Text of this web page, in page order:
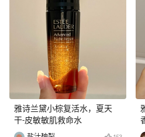
雅诗兰黛小棕复活水，夏天
干-皮敏敏肌救命水